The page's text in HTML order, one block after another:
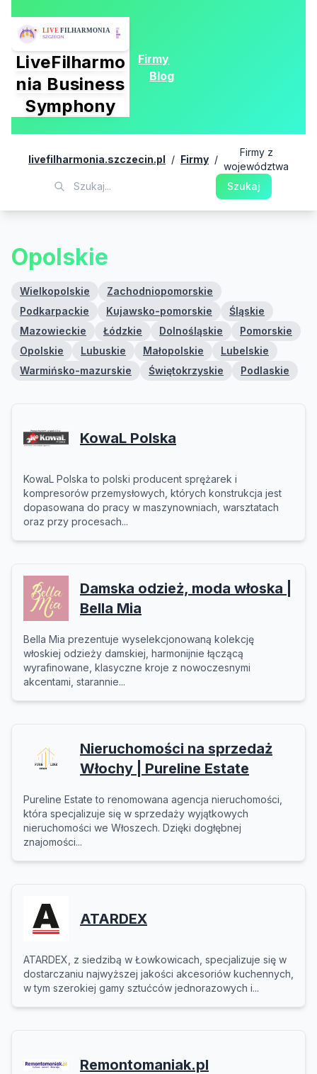
LiveFilharmo
nia Business
Symphony
Firmy
Blog
livefilharmonia.szczecin.pl / Firmy /
Firmy z
województwa
Szukaj
Opolskie
Wielkopolskie
Zachodniopomorskie
Podkarpackie
Kujawsko-pomorskie
Śląskie
Mazowieckie
Łódzkie Dolnośląskie
Pomorskie
Opolskie
Lubuskie Małopolskie
Lubelskie
Warmińsko-mazurskie
Świętokrzyskie Podlaskie
KowaL Polska
KowaL Polska to polski producent sprężarek i
kompresorów przemysłowych, których konstrukcja jest
dopasowana do pracy w maszynowniach, warsztatach
oraz przy procesach...
Damska odzież, moda włoska |
Bella Mia
Bella Mia prezentuje wyselekcjonowaną kolekcję
włoskiej odzieży damskiej, harmonijnie łączącą
wyrafinowane, klasyczne kroje z nowoczesnymi
akcentami, starannie...
Nieruchomości na sprzedaż
Włochy | Pureline Estate
Pureline Estate to renomowana agencja nieruchomości,
która specjalizuje się w sprzedaży wyjątkowych
nieruchomości we Włoszech. Dzięki dogłębnej
znajomości...
ATARDEX
ATARDEX, z siedzibą w Łowkowicach, specjalizuje się w
dostarczaniu najwyższej jakości akcesoriów kuchennych,
w tym szerokiej gamy sztućców jednorazowych i...
Remontomaniak.pl